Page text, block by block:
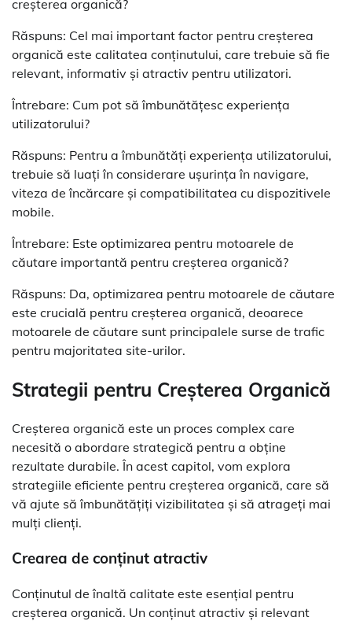
creșterea organică?
Răspuns: Cel mai important factor pentru creșterea
organică este calitatea conținutului, care trebuie să fie
relevant, informativ și atractiv pentru utilizatori.
Întrebare: Cum pot să îmbunătățesc experiența
utilizatorului?
Răspuns: Pentru a îmbunătăți experiența utilizatorului,
trebuie să luați în considerare ușurința în navigare,
viteza de încărcare și compatibilitatea cu dispozitivele
mobile.
Întrebare: Este optimizarea pentru motoarele de
căutare importantă pentru creșterea organică?
Răspuns: Da, optimizarea pentru motoarele de căutare
este crucială pentru creșterea organică, deoarece
motoarele de căutare sunt principalele surse de trafic
pentru majoritatea site-urilor.
Strategii pentru Creșterea Organică
Creșterea organică este un proces complex care
necesită o abordare strategică pentru a obține
rezultate durabile. În acest capitol, vom explora
strategiile eficiente pentru creșterea organică, care să
vă ajute să îmbunătățiți vizibilitatea și să atrageți mai
mulți clienți.
Crearea de conținut atractiv
Conținutul de înaltă calitate este esențial pentru
creșterea organică. Un conținut atractiv și relevant